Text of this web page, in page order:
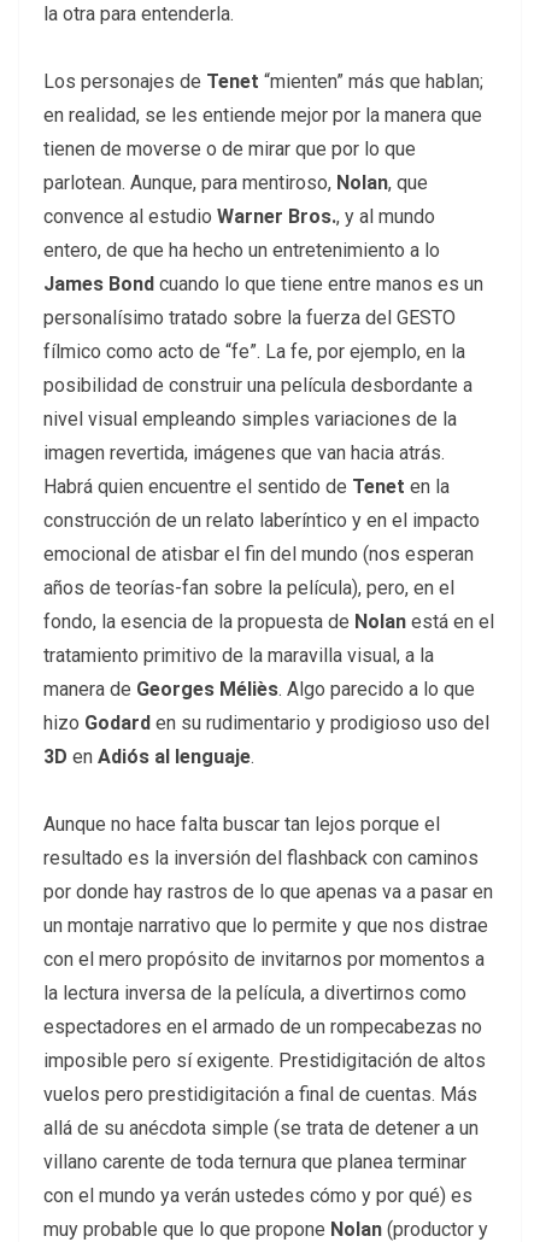
la otra para entenderla.
Los personajes de Tenet “mienten” más que hablan;
en realidad, se les entiende mejor por la manera que
tienen de moverse o de mirar que por lo que
parlotean. Aunque, para mentiroso, Nolan, que
convence al estudio Warner Bros., y al mundo
entero, de que ha hecho un entretenimiento a lo
James Bond cuando lo que tiene entre manos es un
personalísimo tratado sobre la fuerza del GESTO
fílmico como acto de “fe”. La fe, por ejemplo, en la
posibilidad de construir una película desbordante a
nivel visual empleando simples variaciones de la
imagen revertida, imágenes que van hacia atrás.
Habrá quien encuentre el sentido de Tenet en la
construcción de un relato laberíntico y en el impacto
emocional de atisbar el fin del mundo (nos esperan
años de teorías-fan sobre la película), pero, en el
fondo, la esencia de la propuesta de Nolan está en el
tratamiento primitivo de la maravilla visual, a la
manera de Georges Méliès. Algo parecido a lo que
hizo Godard en su rudimentario y prodigioso uso del
3D en Adiós al lenguaje.
Aunque no hace falta buscar tan lejos porque el
resultado es la inversión del flashback con caminos
por donde hay rastros de lo que apenas va a pasar en
un montaje narrativo que lo permite y que nos distrae
con el mero propósito de invitarnos por momentos a
la lectura inversa de la película, a divertirnos como
espectadores en el armado de un rompecabezas no
imposible pero sí exigente. Prestidigitación de altos
vuelos pero prestidigitación a final de cuentas. Más
allá de su anécdota simple (se trata de detener a un
villano carente de toda ternura que planea terminar
con el mundo ya verán ustedes cómo y por qué) es
muy probable que lo que propone Nolan (productor y